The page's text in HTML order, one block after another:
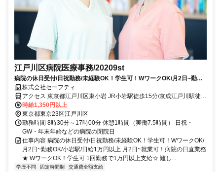
江戸川区病院医療事務/20209st
病院の休日受付/日祝勤務/未経験OK！学生可！WワークOK/月2日~勤務
OK/小岩駅/日給1万円以上/20209st
株式会社セーフティ
アクセス 東京都江戸川区東小岩 JR小岩駅徒歩15分/京成江戸川駅徒歩
15分
時給1,350円以上
東京都東京23区江戸川区
勤務時間 8時30分～17時00分 休憩1時間（実働7.5時間） 日祝・
GW・年末年始などの病院の閉院日
仕事内容 病院の休日受付/日祝勤務/未経験OK！学生可！WワークOK/
月2日~勤務OK/小岩駅/日給1万円以上 月2日~就業可！病院の日直業務
★ WワークOK！学生可 1回勤務で1万円以上支給☆ 難し...
学歴不問 固定時間制 交通費全額支給